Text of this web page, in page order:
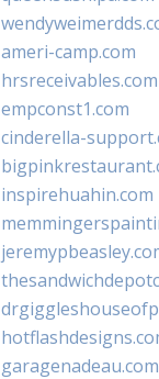
ameri-camp.com
hrsreceivables.com
empconst1.com
cinderella-
inspirehuahin.com
garagenadeau.com